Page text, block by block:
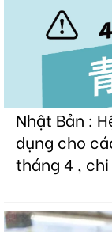
Nhật Bản :
dụng cho
tháng 4 ,